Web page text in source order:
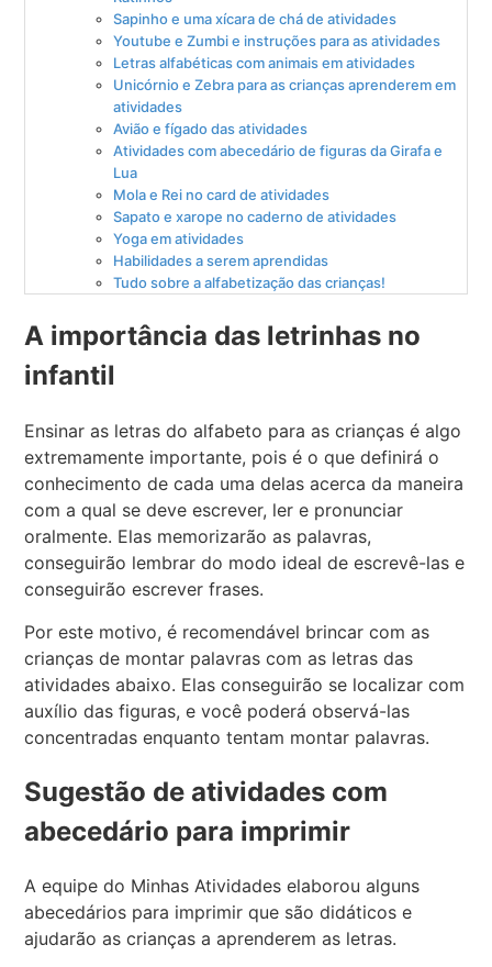
Sapinho e uma xícara de chá de atividades
Youtube e Zumbi e instruções para as atividades
Letras alfabéticas com animais em atividades
Unicórnio e Zebra para as crianças aprenderem em
atividades
Avião e fígado das atividades
Atividades com abecedário de figuras da Girafa e
Lua
Mola e Rei no card de atividades
Sapato e xarope no caderno de atividades
Yoga em atividades
Habilidades a serem aprendidas
Tudo sobre a alfabetização das crianças!
A importância das letrinhas no
infantil
Ensinar as letras do alfabeto para as crianças é algo
extremamente importante, pois é o que definirá o
conhecimento de cada uma delas acerca da maneira
com a qual se deve escrever, ler e pronunciar
oralmente. Elas memorizarão as palavras,
conseguirão lembrar do modo ideal de escrevê-las e
conseguirão escrever frases.
Por este motivo, é recomendável brincar com as
crianças de montar palavras com as letras das
atividades abaixo. Elas conseguirão se localizar com
auxílio das figuras, e você poderá observá-las
concentradas enquanto tentam montar palavras.
Sugestão de atividades com
abecedário para imprimir
A equipe do Minhas Atividades elaborou alguns
abecedários para imprimir que são didáticos e
ajudarão as crianças a aprenderem as letras.